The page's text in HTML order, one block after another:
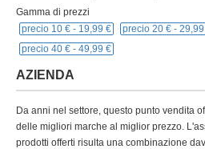
Gamma di prezzi
precio 10 € - 19,99 € precio 20 € -
precio 40 € - 49,99 €
AZIENDA
Da anni nel settore, questo punto vendita
delle migliori marche al miglior prezzo.
prodotti offerti risulta una combinazione